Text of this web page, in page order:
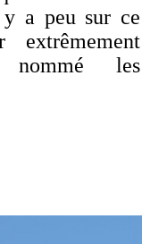
a peu sur ce
extrêmement
les